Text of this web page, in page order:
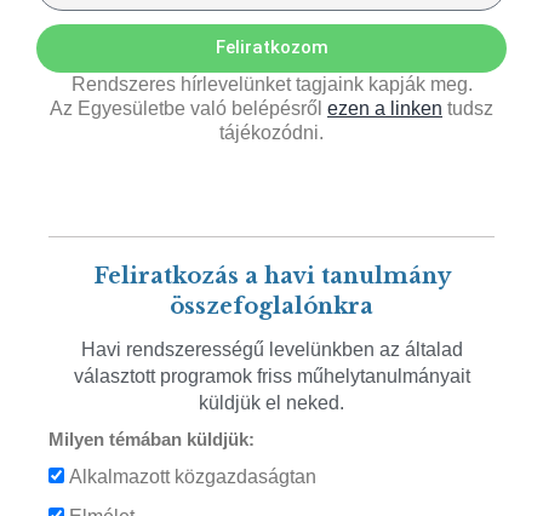
Feliratkozom
Rendszeres hírlevelünket tagjaink kapják meg.
Az Egyesületbe való belépésről ezen a linken tudsz
tájékozódni.
Feliratkozás a havi tanulmány
összefoglalónkra
Havi rendszerességű levelünkben az általad
választott programok friss műhelytanulmányait
küldjük el neked.
Milyen témában küldjük:
Alkalmazott közgazdaságtan